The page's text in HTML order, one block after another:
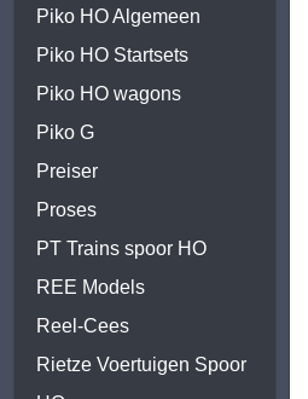
Piko HO Algemeen
Piko HO Startsets
Piko HO wagons
Piko G
Preiser
Proses
PT Trains spoor HO
REE Models
Reel-Cees
Rietze Voertuigen Spoor